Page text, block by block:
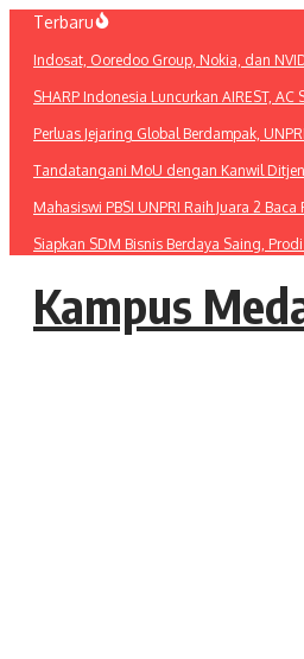
Lewati
konten
Terbaru
Indosat, Ooredoo Group, Nokia, dan
SHARP Indonesia Luncurkan AIREST,
Perluas Jejaring Global Berdampak,
Tandatangani MoU dengan Kanwil
Mahasiswi PBSI UNPRI Raih Juara 2
Siapkan SDM Bisnis Berdaya Saing,
Kampus